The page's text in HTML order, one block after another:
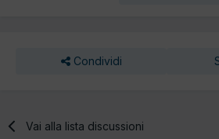
Condividi
Vai alla lista discussioni